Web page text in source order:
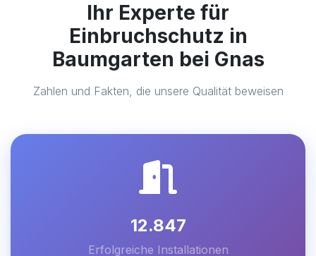
Ihr Experte für
Einbruchschutz in
Baumgarten bei Gnas
Zahlen und Fakten, die unsere Qualität beweisen
12.847
Erfolgreiche Installationen